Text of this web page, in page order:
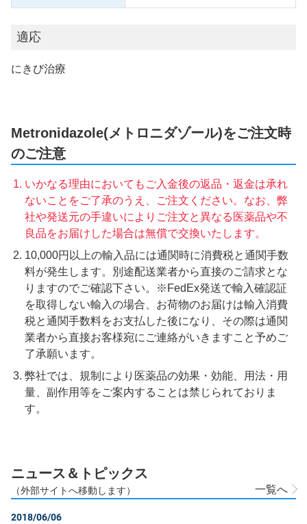
適応
にきび治療
Metronidazole(メトロニダゾール)をご注文時
のご注意
いかなる理由においてもご入金後の返品・返金は承れ
ないことをご了承のうえ、ご注文ください。なお、弊
社や発送元の手違いによりご注文と異なる医薬品や不
良品をお届けした場合は無償で交換いたします。
10,000円以上の輸入品には通関時に消費税と通関手数
料が発生します。別途配送業者から直接のご請求とな
りますのでご確認下さい。※FedEx発送で輸入確認証
を取得しない輸入の場合、お荷物のお届けは輸入消費
税と通関手数料をお支払した後になり、その際は通関
業者から直接お客様宛にご連絡がいきますこと予めご
了承願います。
弊社では、規制により医薬品の効果・効能、用法・用
量、副作用等をご案内することは禁じられておりま
す。
ニュース＆トピックス
（外部サイトへ移動します） 一覧へ
2018/06/06